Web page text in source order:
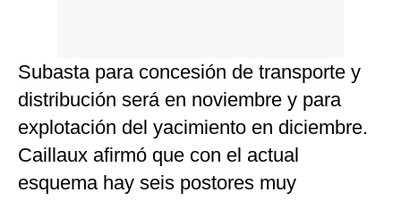
Subasta para concesión de transporte y
distribución será en noviembre y para
explotación del yacimiento en diciembre.
Caillaux afirmó que con el actual
esquema hay seis postores muy